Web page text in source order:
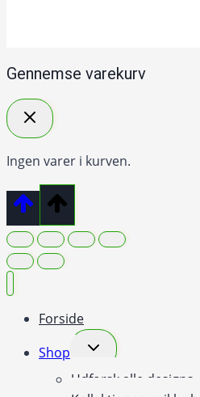
Gennemse varekurv
Ingen varer i kurven.
Forside
Shop
Skift
undermenu
Udforsk alle designs